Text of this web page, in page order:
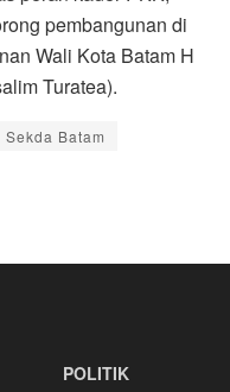
pembangunan di
Wali Kota Batam H
Turatea).
Sekda Batam
POLITIK